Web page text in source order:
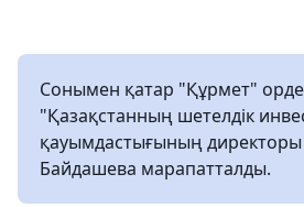
Сонымен қатар "Құрмет"
"Қазақстанның шетелдік
қауымдастығының
Байдашева марапатталды.